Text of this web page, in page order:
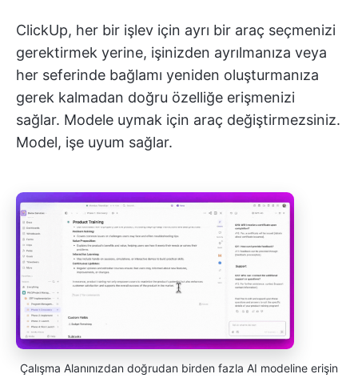
ClickUp, her bir işlev için ayrı bir araç seçmenizi
gerektirmek yerine, işinizden ayrılmanıza veya
her seferinde bağlamı yeniden oluşturmanıza
gerek kalmadan doğru özelliğe erişmenizi
sağlar. Modele uymak için araç değiştirmezsiniz.
Model, işe uyum sağlar.
Çalışma Alanınızdan doğrudan birden fazla AI modeline erişin